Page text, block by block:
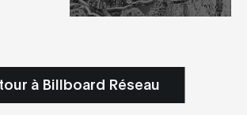
à Billboard Réseau